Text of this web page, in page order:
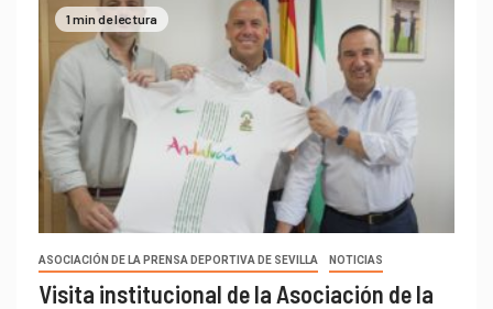
1 min de lectura
ASOCIACIÓN DE LA PRENSA DEPORTIVA DE SEVILLA NOTICIAS
Visita institucional de la Asociación de la